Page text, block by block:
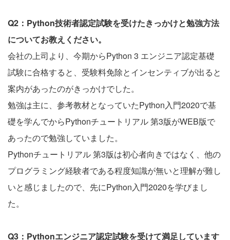
Q2：Python技術者認定試験を受けたきっかけと勉強方法
についてお教えください。
会社の上司より、今期からPython 3 エンジニア認定基礎
試験に合格すると、受験料免除とインセンティブが出ると
案内があったのがきっかけでした。
勉強は主に、参考教材となっていたPython入門2020で基
礎を学んでからPythonチュートリアル 第3版がWEB版で
あったので勉強していました。
Pythonチュートリアル 第3版は初心者向きではなく、他の
プログラミング経験者である程度知識が無いと理解が難し
いと感じましたので、先にPython入門2020を学びまし
た。
Q3：Pythonエンジニア認定試験を受けて満足しています